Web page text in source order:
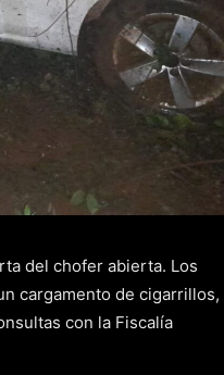
del chofer abierta. Los
cargamento de cigarrillos,
con la Fiscalía